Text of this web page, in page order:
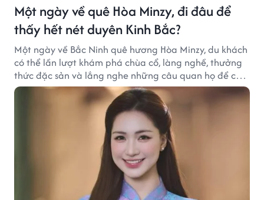
Một ngày về quê Hòa Minzy, đi đâu để
thấy hết nét duyên Kinh Bắc?
Một ngày về Bắc Ninh quê hương Hòa Minzy, du khách
có thể lần lượt khám phá chùa cổ, làng nghề, thưởng
thức đặc sản và lắng nghe những câu quan họ để cảm
nhận trọn vẹn nét duyên Kinh Bắc.